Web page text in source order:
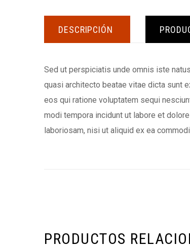
DESCRIPCIÓN
Sed ut perspiciatis unde omnis iste
quasi architecto beatae vitae dicta sunt
eos qui ratione voluptatem sequi
modi tempora incidunt ut labore et
laboriosam, nisi ut aliquid ex ea
PRODUCTOS